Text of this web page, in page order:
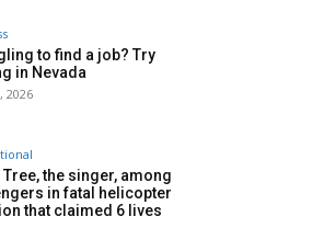
to find a job? Try
in Nevada
2026
Tree, the singer, among
in fatal helicopter
that claimed 6 lives